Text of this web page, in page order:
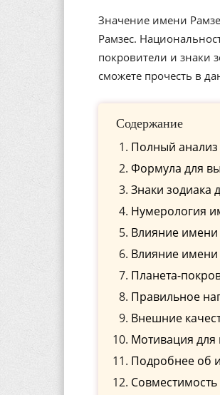
Значение имени
Рамзес.
покровители и знаки
сможете прочесть в
Содержание
Полный
Формула для
Знаки зодиака
Нумерология
Влияние
Влияние
Планета-
Правильное
Внешние
Мотивация
Подробнее об